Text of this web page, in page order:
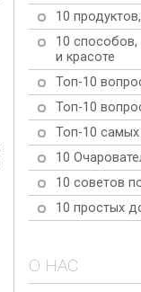
10
10
и красоте
Топ-10
Топ-10
Топ-10
10
10 советов
10 простых
О НАС